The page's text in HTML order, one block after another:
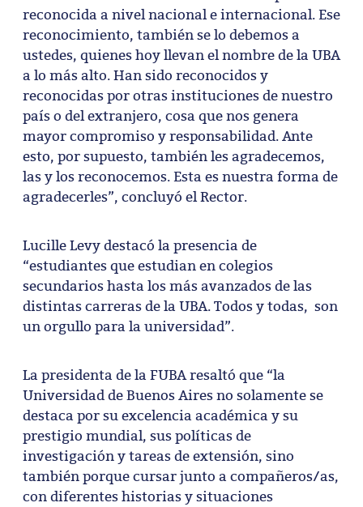
reconocida a nivel nacional e internacional. Ese
reconocimiento, también se lo debemos a
ustedes, quienes hoy llevan el nombre de la UBA
a lo más alto. Han sido reconocidos y
reconocidas por otras instituciones de nuestro
país o del extranjero, cosa que nos genera
mayor compromiso y responsabilidad. Ante
esto, por supuesto, también les agradecemos,
las y los reconocemos. Esta es nuestra forma de
agradecerles”, concluyó el Rector.
Lucille Levy destacó la presencia de
“estudiantes que estudian en colegios
secundarios hasta los más avanzados de las
distintas carreras de la UBA. Todos y todas, son
un orgullo para la universidad”.
La presidenta de la FUBA resaltó que “la
Universidad de Buenos Aires no solamente se
destaca por su excelencia académica y su
prestigio mundial, sus políticas de
investigación y tareas de extensión, sino
también porque cursar junto a compañeros/as,
con diferentes historias y situaciones